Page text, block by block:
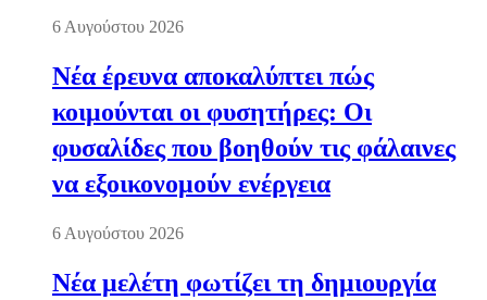
6 Αυγούστου 2026
Νέα έρευνα αποκαλύπτει πώς
κοιμούνται οι φυσητήρες: Οι
φυσαλίδες που βοηθούν τις φάλαινες
να εξοικονομούν ενέργεια
6 Αυγούστου 2026
Νέα μελέτη φωτίζει τη δημιουργία